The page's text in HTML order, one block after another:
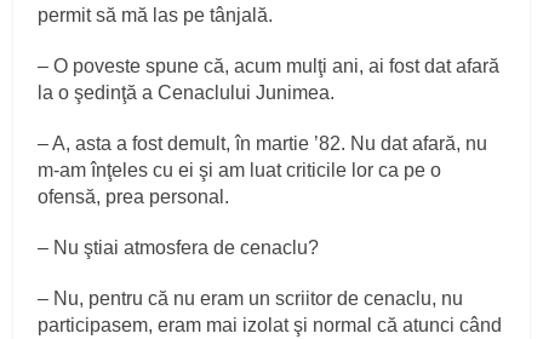
permit să mă las pe tânjală.
– O poveste spune că, acum mulţi ani, ai fost dat afară
la o şedinţă a Cenaclului Junimea.
– A, asta a fost demult, în martie ’82. Nu dat afară, nu
m-am înţeles cu ei şi am luat criticile lor ca pe o
ofensă, prea personal.
– Nu ştiai atmosfera de cenaclu?
– Nu, pentru că nu eram un scriitor de cenaclu, nu
participasem, eram mai izolat şi normal că atunci când